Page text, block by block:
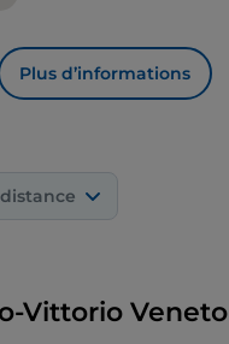
Plus d’informations
Vittorio Veneto